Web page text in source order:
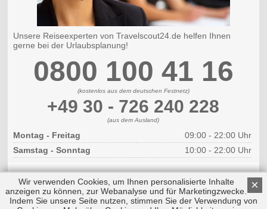
Unsere Reiseexperten von Travelscout24.de helfen Ihnen
gerne bei der Urlaubsplanung!
0800 100 41 16
(kostenlos aus dem deutschen Festnetz)
+49 30 - 726 240 228
(aus dem Ausland)
Montag - Freitag
09:00 - 22:00 Uhr
Samstag - Sonntag
10:00 - 22:00 Uhr
×
Wir verwenden Cookies, um Ihnen personalisierte Inhalte
anzeigen zu können, zur Webanalyse und für Marketingzwecke.
Indem Sie unsere Seite nutzen, stimmen Sie der Verwendung von